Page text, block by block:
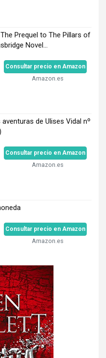
Prequel to The Pillars of
Novel...
Consultar precio en Amazon
Amazon.es
aventuras de Ulises Vidal nº
Consultar precio en Amazon
Amazon.es
Consultar precio en Amazon
Amazon.es